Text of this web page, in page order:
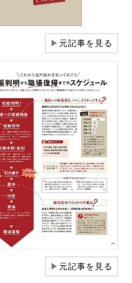
▶元記事を見る
▶元記事を見る